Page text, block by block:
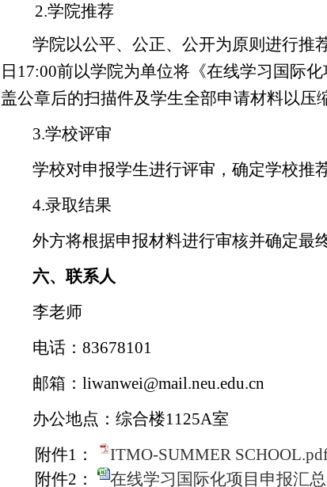
2.学院推荐
学院以公平、公正、公开为原则进行推
日 17:00前以学院为单位将《在线学习国际
盖公章后的扫描件及学生全部申请材料以压
3.学校评审
学校对申报学生进行评审，确定学校推
4.录取结果
外方将根据申报材料进行审核并确定最
六、联系人
李老师
电话： 83678101
邮箱： liwanwei@mail.neu.edu.cn
办公地点：综合楼1125A室
附件1 ：
ITMO-SUMMER
附件2 ： 在线学习国际化项目申报汇